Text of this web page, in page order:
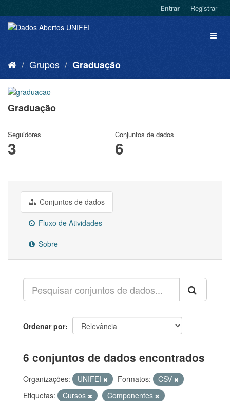
Entrar Registrar
Grupos Graduação
Graduação
Seguidores
3
Conjuntos de dados
6
Conjuntos de dados
Fluxo de Atividades
Sobre
Ordenar por
6 conjuntos de dados encontrados
Organizações: UNIFEI Formatos:
CSV
Etiquetas:
Cursos
Componentes